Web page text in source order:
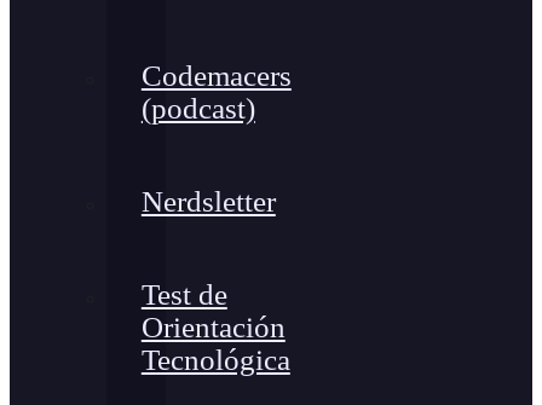
Codemacers
(podcast)
Nerdsletter
Test de
Orientación
Tecnológica